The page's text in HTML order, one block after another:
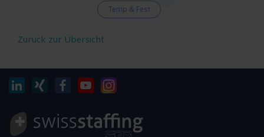
Temp & Fest
Zurück zur Übersicht